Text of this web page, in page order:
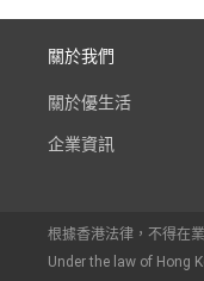
關於我們
關於優生活
企業資訊
根據香港法律，不得在
Under the law of Hong